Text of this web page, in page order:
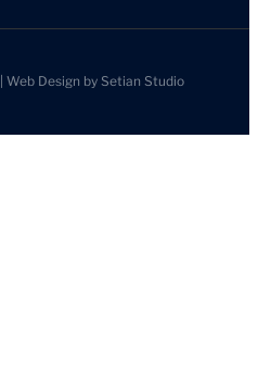
|Web Design bySetian Studio